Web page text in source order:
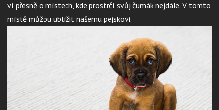
ví přesně o místech, kde prostrčí svůj čumák nejdále. V tomto
místě můžou ublížit našemu pejskovi.